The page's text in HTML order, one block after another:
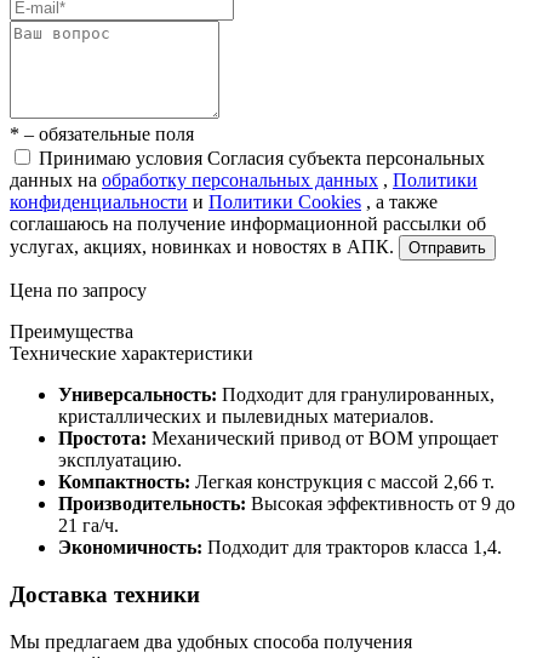
* – обязательные поля
Принимаю условия Согласия субъекта персональных
данных на обработку персональных данных , Политики
конфиденциальности и Политики Cookies , а также
соглашаюсь на получение информационной рассылки об
услугах, акциях, новинках и новостях в АПК.
Отправить
Цена по запросу
Преимущества
Технические характеристики
Универсальность: Подходит для гранулированных,
кристаллических и пылевидных материалов.
Простота: Механический привод от ВОМ упрощает
эксплуатацию.
Компактность: Легкая конструкция с массой 2,66 т.
Производительность: Высокая эффективность от 9 до
21 га/ч.
Экономичность: Подходит для тракторов класса 1,4.
Доставка техники
Мы предлагаем два удобных способа получения